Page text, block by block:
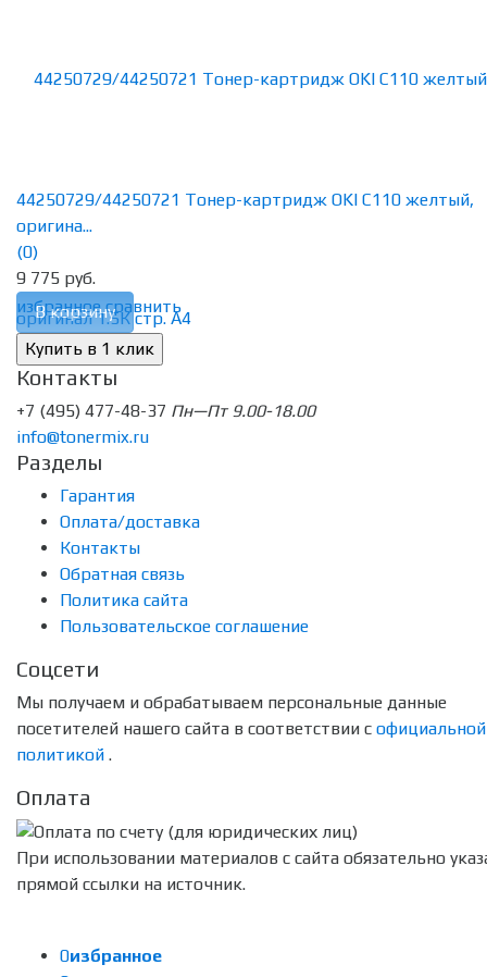
избранное сравнить
44250729/44250721 Тонер-картридж OKI C110 желтый,
оригина...
(0)
9 775 руб.
В корзину
Контакты
+7 (495) 477-48-37 Пн—Пт 9.00-18.00
info@tonermix.ru
Разделы
Гарантия
Оплата/доставка
Контакты
Обратная связь
Политика сайта
Пользовательское соглашение
Соцсети
Мы получаем и обрабатываем персональные данные
посетителей нашего сайта в соответствии с официальной
политикой .
Оплата
При использовании материалов с сайта обязательно
прямой ссылки на источник.
0избранное